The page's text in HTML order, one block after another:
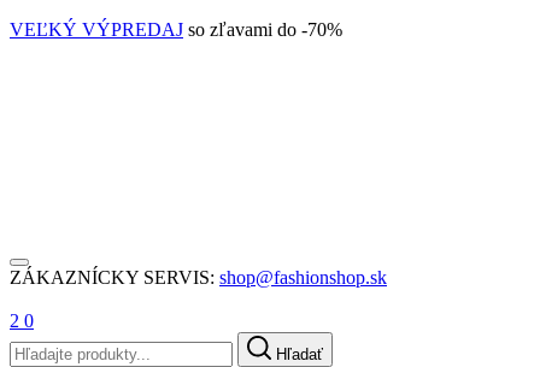
VEĽKÝ VÝPREDAJ so zľavami do -70%
ZÁKAZNÍCKY SERVIS: shop@fashionshop.sk
2 0
Hľadať